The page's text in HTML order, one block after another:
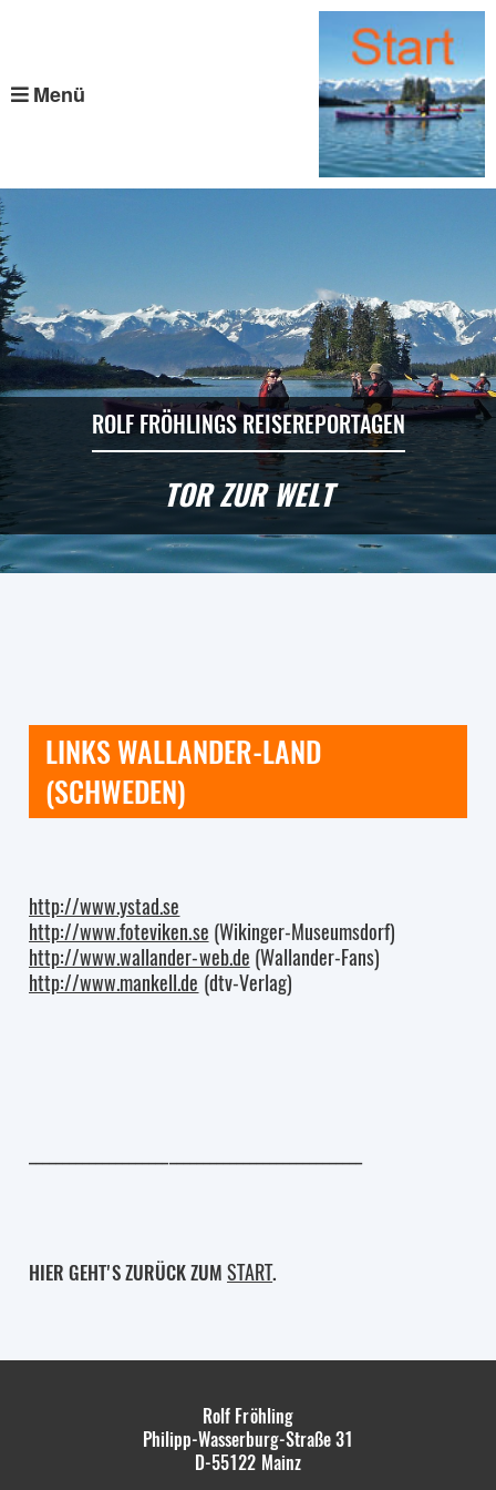
Menü
ROLF FRÖHLINGS REISEREPORTAGEN
TOR ZUR WELT
LINKS WALLANDER-LAND
(SCHWEDEN)
http://www.ystad.se
http://www.foteviken.se (Wikinger-Museumsdorf)
http://www.wallander-web.de (Wallander-Fans)
http://www.mankell.de (dtv-Verlag)
HIER GEHT'S ZURÜCK ZUM START.
Rolf Fröhling
Philipp-Wasserburg-Straße 31
D-55122 Mainz